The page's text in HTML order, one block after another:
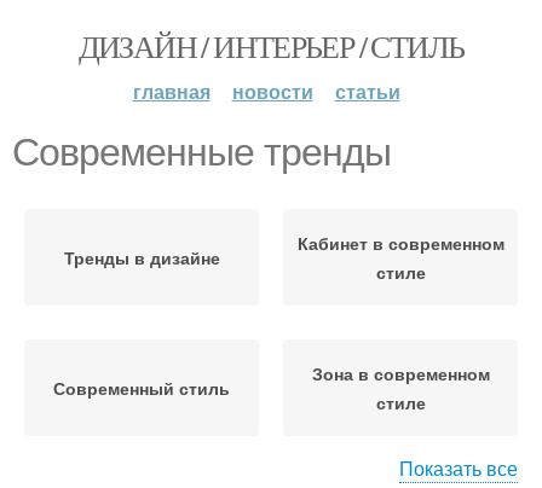
ДИЗАЙН / ИНТЕРЬЕР / СТИЛЬ
главная новости статьи
Современные тренды
Тренды в дизайне
Кабинет в современном
стиле
Современный стиль
Зона в современном
стиле
Показать все